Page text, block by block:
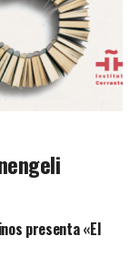
presenta «El